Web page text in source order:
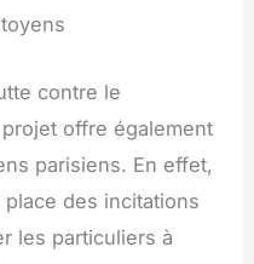
contre le
offre également
parisiens. En effet,
des incitations
les particuliers à